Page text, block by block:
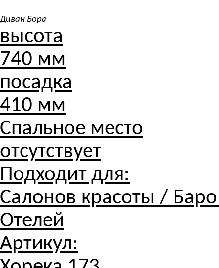
Диван Бора
высота
740 мм
посадка
410 мм
Спальное место
отсутствует
Подходит для:
Салонов красоты /
Отелей
Артикул: